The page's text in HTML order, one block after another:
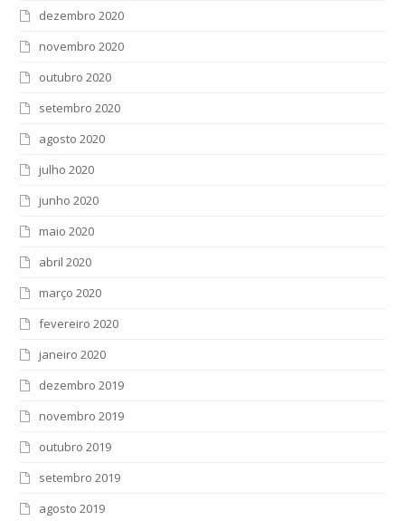
dezembro 2020
novembro 2020
outubro 2020
setembro 2020
agosto 2020
julho 2020
junho 2020
maio 2020
abril 2020
março 2020
fevereiro 2020
janeiro 2020
dezembro 2019
novembro 2019
outubro 2019
setembro 2019
agosto 2019